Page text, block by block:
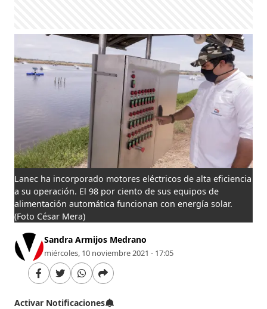
Lanec ha incorporado motores eléctricos de alta eficiencia
a su operación. El 98 por ciento de sus equipos de
alimentación automática funcionan con energía solar.
(Foto César Mera)
Sandra Armijos Medrano
miércoles, 10 noviembre 2021 - 17:05
Activar Notificaciones